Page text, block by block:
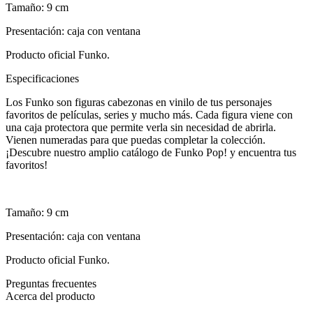
Tamaño: 9 cm
Presentación: caja con ventana
Producto oficial Funko.
Especificaciones
Los Funko son figuras cabezonas en vinilo de tus personajes
favoritos de películas, series y mucho más. Cada figura viene con
una caja protectora que permite verla sin necesidad de abrirla.
Vienen numeradas para que puedas completar la colección.
¡Descubre nuestro amplio catálogo de Funko Pop! y encuentra tus
favoritos!
Tamaño: 9 cm
Presentación: caja con ventana
Producto oficial Funko.
Preguntas frecuentes
Acerca del producto